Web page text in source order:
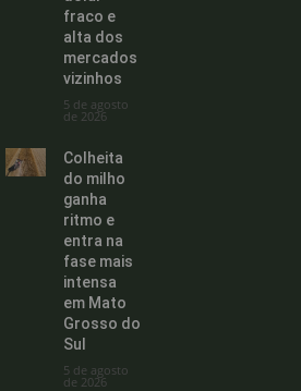
fraco e
alta dos
mercados
vizinhos
5 de agosto
de 2026
Colheita
do milho
ganha
ritmo e
entra na
fase mais
intensa
em Mato
Grosso do
Sul
5 de agosto
de 2026